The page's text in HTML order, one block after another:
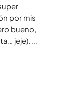
por mis
bueno,
jeje).